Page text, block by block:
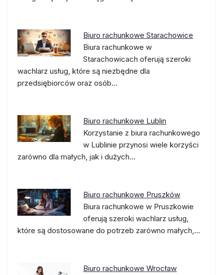
Biuro rachunkowe Starachowice
Biura rachunkowe w
Starachowicach oferują szeroki
wachlarz usług, które są niezbędne dla
przedsiębiorców oraz osób…
Biuro rachunkowe Lublin
Korzystanie z biura rachunkowego
w Lublinie przynosi wiele korzyści
zarówno dla małych, jak i dużych…
Biuro rachunkowe Pruszków
Biura rachunkowe w Pruszkowie
oferują szeroki wachlarz usług,
które są dostosowane do potrzeb zarówno małych,…
Biuro rachunkowe Wrocław